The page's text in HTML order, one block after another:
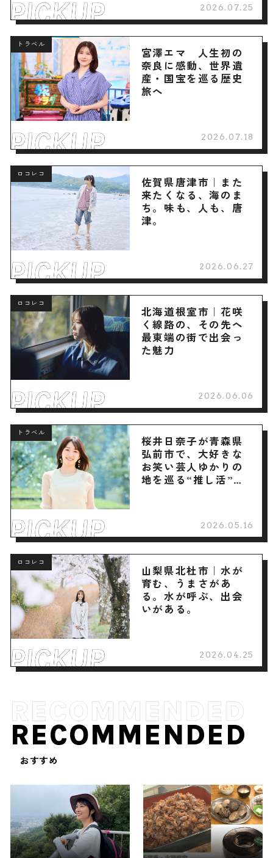
2026.07.25
トラベル
宮澤エマ 人生初の
奈良に感動、世界遺
産・国宝を巡る歴史
旅へ
2026.07.18
ロコレコ
佐賀県唐津市｜また
来たくなる、海のま
ち。味も、人も、唐
津。
2026.06.27
ロコレコ
北海道根室市｜花咲
く線路の、その先へ
最東端の街で出会っ
た魅力
2026.06.06
トラベル
桜井日奈子が青森県
弘前市で、大好きな
お笑い芸人ゆかりの
地を巡る“推し活”旅
2026.05.16
ロコレコ
山梨県北杜市｜水が
育む、うまさがあ
る。水が呼ぶ、出会
いがある。
2026.04.25
RECOMMENDED
おすすめ